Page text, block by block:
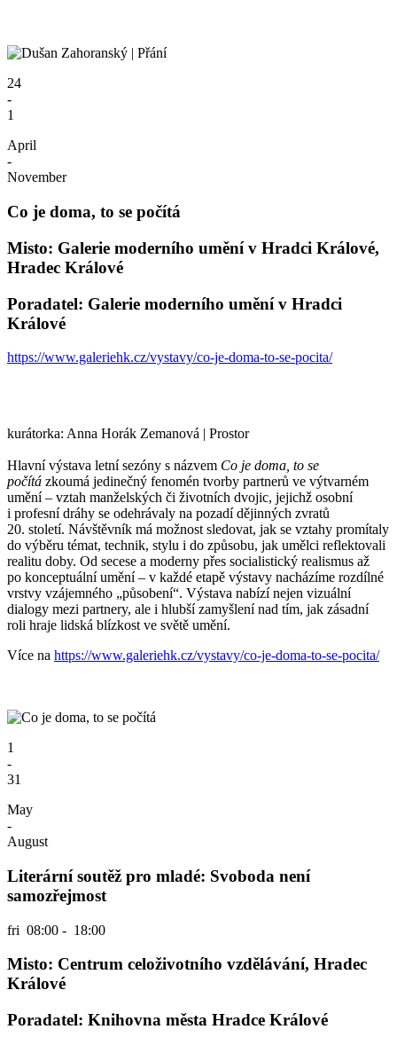
24
-
1
April
-
November
Co je doma, to se počítá
Misto: Galerie moderního umění v Hradci Králové,
Hradec Králové
Poradatel: Galerie moderního umění v Hradci
Králové
https://www.galeriehk.cz/vystavy/co-je-doma-to-se-pocita/
kurátorka: Anna Horák Zemanová | Prostor
Hlavní výstava letní sezóny s názvem Co je doma, to se
počítá zkoumá jedinečný fenomén tvorby partnerů ve výtvarném
umění – vztah manželských či životních dvojic, jejichž osobní
i profesní dráhy se odehrávaly na pozadí dějinných zvratů
20. století. Návštěvník má možnost sledovat, jak se vztahy promítaly
do výběru témat, technik, stylu i do způsobu, jak umělci reflektovali
realitu doby. Od secese a moderny přes socialistický realismus až
po konceptuální umění – v každé etapě výstavy nacházíme rozdílné
vrstvy vzájemného „působení“. Výstava nabízí nejen vizuální
dialogy mezi partnery, ale i hlubší zamyšlení nad tím, jak zásadní
roli hraje lidská blízkost ve světě umění.
Více na https://www.galeriehk.cz/vystavy/co-je-doma-to-se-pocita/
1
-
31
May
-
August
Literární soutěž pro mladé: Svoboda není
samozřejmost
fri 08:00 - 18:00
Misto: Centrum celoživotního vzdělávání, Hradec
Králové
Poradatel: Knihovna města Hradce Králové